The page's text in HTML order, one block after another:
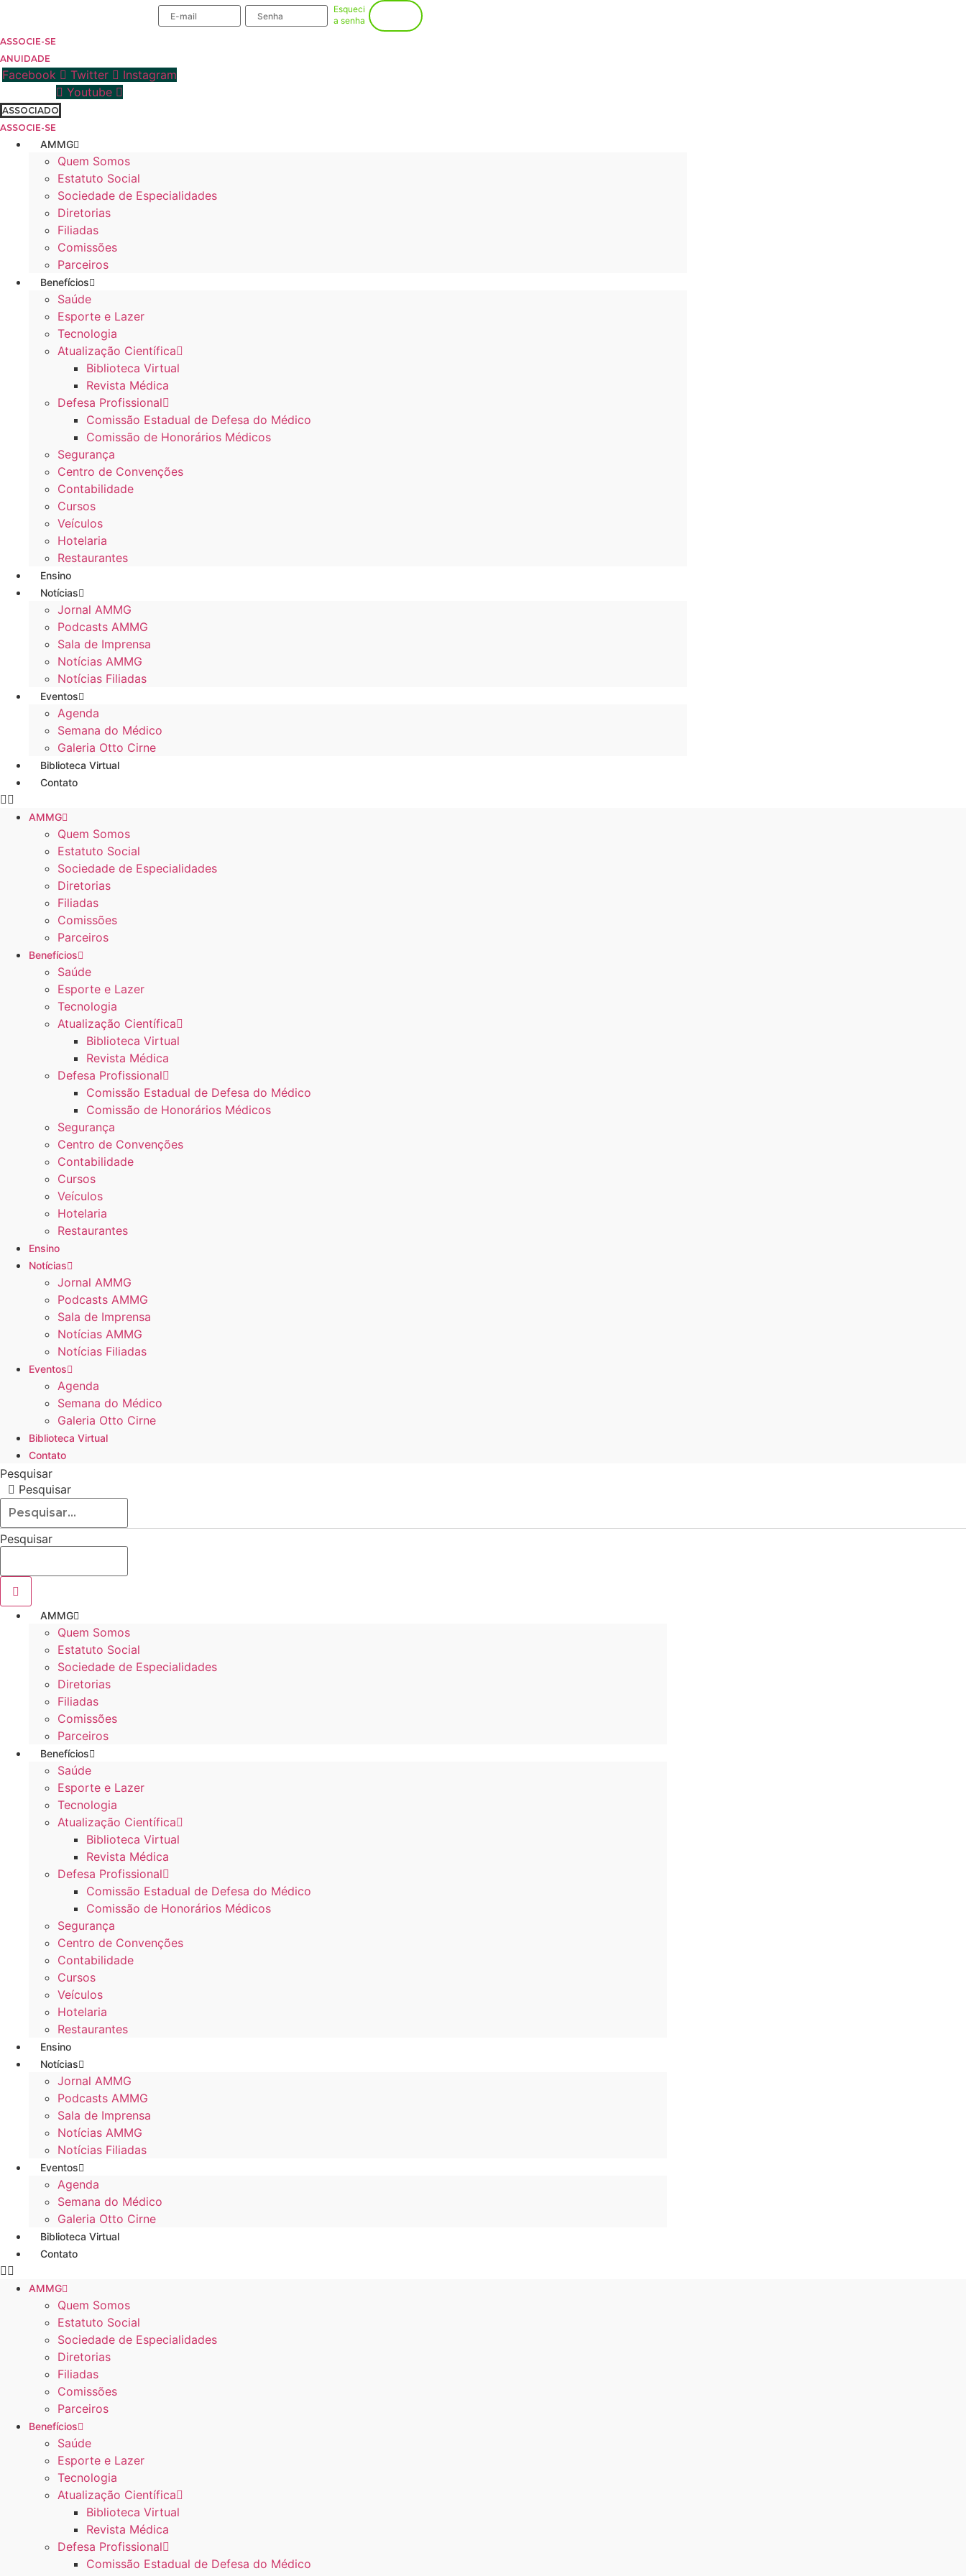
o
conteúdo
Esqueci
a senha
ASSOCIE-SE
ANUIDADE
Facebook Twitter
Instagram
Youtube
ASSOCIADO
ASSOCIE-SE
AMMG
Quem Somos
Estatuto Social
Sociedade de Especialidades
Diretorias
Filiadas
Comissões
Parceiros
Benefícios
Saúde
Esporte e Lazer
Tecnologia
Atualização Científica
Biblioteca Virtual
Revista Médica
Defesa Profissional
Comissão Estadual de Defesa do Médico
Comissão de Honorários Médicos
Segurança
Centro de Convenções
Contabilidade
Cursos
Veículos
Hotelaria
Restaurantes
Ensino
Notícias
Jornal AMMG
Podcasts AMMG
Sala de Imprensa
Notícias AMMG
Notícias Filiadas
Eventos
Agenda
Semana do Médico
Galeria Otto Cirne
Biblioteca Virtual
Contato
AMMG
Quem Somos
Estatuto Social
Sociedade de Especialidades
Diretorias
Filiadas
Comissões
Parceiros
Benefícios
Saúde
Esporte e Lazer
Tecnologia
Atualização Científica
Biblioteca Virtual
Revista Médica
Defesa Profissional
Comissão Estadual de Defesa do Médico
Comissão de Honorários Médicos
Segurança
Centro de Convenções
Contabilidade
Cursos
Veículos
Hotelaria
Restaurantes
Ensino
Notícias
Jornal AMMG
Podcasts AMMG
Sala de Imprensa
Notícias AMMG
Notícias Filiadas
Eventos
Agenda
Semana do Médico
Galeria Otto Cirne
Biblioteca Virtual
Contato
Pesquisar
Pesquisar
Pesquisar
AMMG
Quem Somos
Estatuto Social
Sociedade de Especialidades
Diretorias
Filiadas
Comissões
Parceiros
Benefícios
Saúde
Esporte e Lazer
Tecnologia
Atualização Científica
Biblioteca Virtual
Revista Médica
Defesa Profissional
Comissão Estadual de Defesa do Médico
Comissão de Honorários Médicos
Segurança
Centro de Convenções
Contabilidade
Cursos
Veículos
Hotelaria
Restaurantes
Ensino
Notícias
Jornal AMMG
Podcasts AMMG
Sala de Imprensa
Notícias AMMG
Notícias Filiadas
Eventos
Agenda
Semana do Médico
Galeria Otto Cirne
Biblioteca Virtual
Contato
AMMG
Quem Somos
Estatuto Social
Sociedade de Especialidades
Diretorias
Filiadas
Comissões
Parceiros
Benefícios
Saúde
Esporte e Lazer
Tecnologia
Atualização Científica
Biblioteca Virtual
Revista Médica
Defesa Profissional
Comissão Estadual de Defesa do Médico